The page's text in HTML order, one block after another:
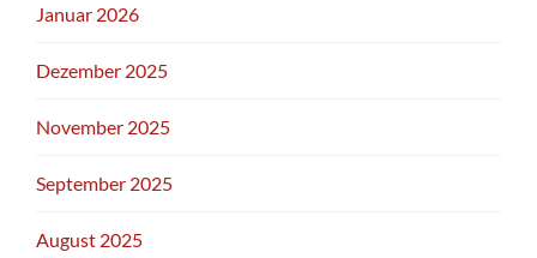
Januar 2026
Dezember 2025
November 2025
September 2025
August 2025